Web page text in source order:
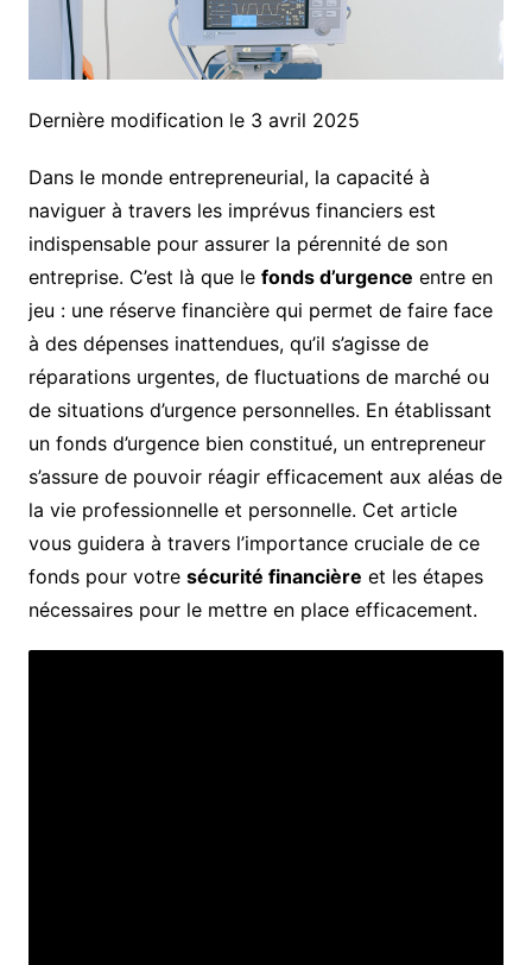
Dernière modification le 3 avril 2025
Dans le monde entrepreneurial, la capacité à
naviguer à travers les imprévus financiers est
indispensable pour assurer la pérennité de son
entreprise. C’est là que le fonds d’urgence entre en
jeu : une réserve financière qui permet de faire face
à des dépenses inattendues, qu’il s’agisse de
réparations urgentes, de fluctuations de marché ou
de situations d’urgence personnelles. En établissant
un fonds d’urgence bien constitué, un entrepreneur
s’assure de pouvoir réagir efficacement aux aléas de
la vie professionnelle et personnelle. Cet article
vous guidera à travers l’importance cruciale de ce
fonds pour votre sécurité financière et les étapes
nécessaires pour le mettre en place efficacement.